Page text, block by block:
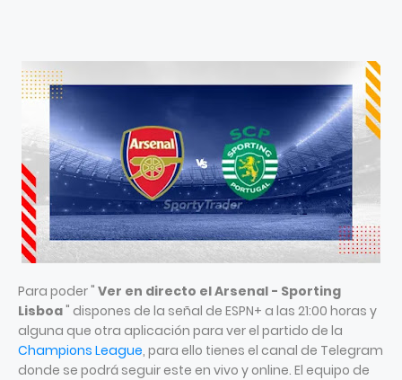
Para poder " Ver en directo el Arsenal - Sporting
Lisboa" dispones de la señal de ESPN+ a las 21:00 horas y
alguna que otra aplicación para ver el partido de la
Champions League, para ello tienes el canal de Telegram
donde se podrá seguir este en vivo y online. El equipo de